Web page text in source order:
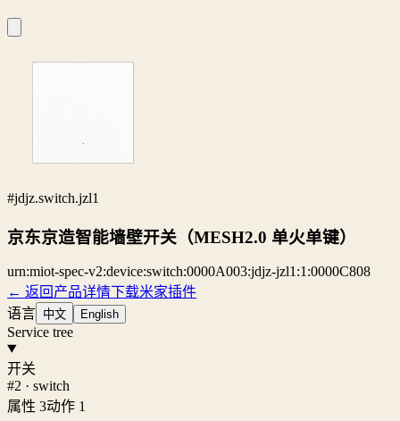
#jdjz.switch.jzl1
京东京造智能墙壁开关（MESH2.0 单火单键）
urn:miot-spec-v2:device:switch:0000A003:jdjz-jzl1:1:0000C808
← 返回产品详情下载米家插件
语言 中文 English
Service tree
开关
#2 · switch
属性 3动作 1